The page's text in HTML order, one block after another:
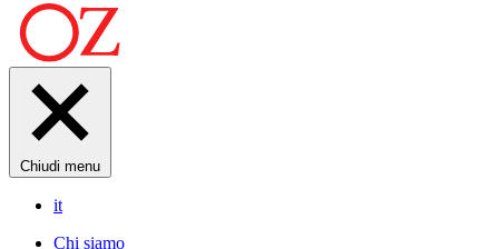
Chiudi menu
it
Chi siamo